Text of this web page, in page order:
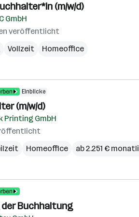
(m/w/d)
GmbH
veröffentlicht
Vollzeit Homeoffice
Einblicke
(m/w/d)
Printing GmbH
Homeoffice ab 2.251 €
Buchhaltung